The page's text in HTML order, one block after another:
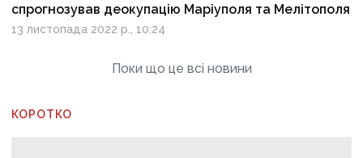
спрогнозував деокупацію Маріуполя та Мелітополя
13 листопада 2022 р., 10:24
Поки що це всі новини
КОРОТКО